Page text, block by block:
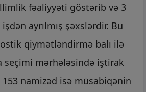
fəaliyyəti göstərib və 3
ayrılmış şəxslərdir. Bu
qiymətləndirmə balı ilə
seçimi mərhələsində iştirak
namizəd isə müsabiqənin